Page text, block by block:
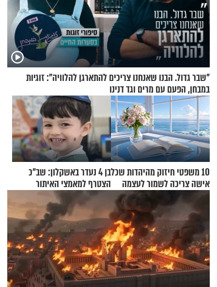
"שבר גדול. הבנו שאנחנו צריכים להתארגן להלוויה": זוגיות
במבחן, הפעם עם מרים וגד דנינו
10 משפטי חיזוק מהיהדות שכל
אישה צריכה לשמור לעצמה
בן 4 נעדר באשקלון: שב"כ
הצטרף למאמצי האיתור